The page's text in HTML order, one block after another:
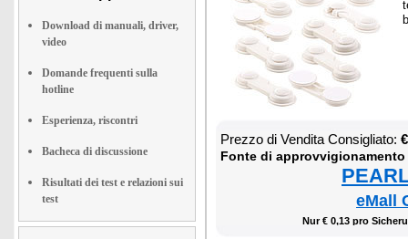
Download di manuali, driver,
video
Domande frequenti sulla
hotline
Esperienza, riscontri
Bacheca di discussione
Risultati dei test e relazioni sui
test
Prez­zo di Ven­di­ta Con­si­glia­to:
Fon­te di ap­prov­vi­gio­na­men­to
eMall
Nur € 0,13 pro